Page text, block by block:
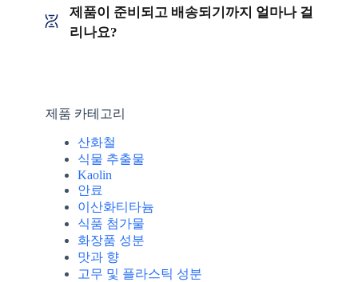
제품이 준비되고 배송되기까지 얼마나 걸
리나요?
제품 카테고리
산화철
식물 추출물
Kaolin
안료
이산화티타늄
식품 첨가물
화장품 성분
맛과 향
고무 및 플라스틱 성분